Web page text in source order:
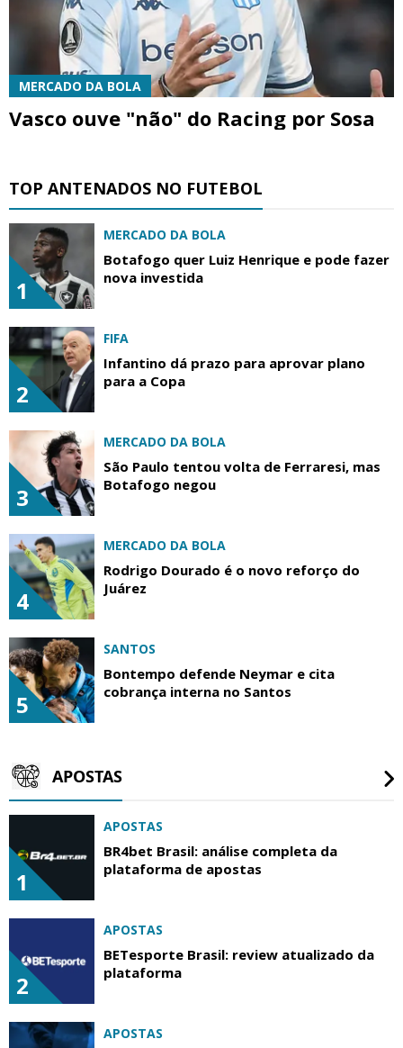
MERCADO DA BOLA
Vasco ouve "não" do Racing por Sosa
TOP ANTENADOS NO FUTEBOL
1
MERCADO DA BOLA
Botafogo quer Luiz Henrique e pode fazer
nova investida
2
FIFA
Infantino dá prazo para aprovar plano
para a Copa
3
MERCADO DA BOLA
São Paulo tentou volta de Ferraresi, mas
Botafogo negou
4
MERCADO DA BOLA
Rodrigo Dourado é o novo reforço do
Juárez
5
SANTOS
Bontempo defende Neymar e cita
cobrança interna no Santos
APOSTAS
1
APOSTAS
BR4bet Brasil: análise completa da
plataforma de apostas
2
APOSTAS
BETesporte Brasil: review atualizado da
plataforma
APOSTAS